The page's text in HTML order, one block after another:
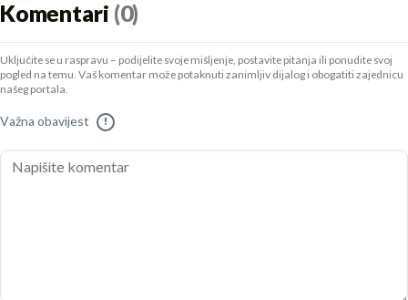
Komentari (0)
Uključite se u raspravu – podijelite svoje mišljenje, postavite pitanja ili ponudite svoj
pogled na temu. Vaš komentar može potaknuti zanimljiv dijalog i obogatiti zajednicu
našeg portala.
Važna obavijest !